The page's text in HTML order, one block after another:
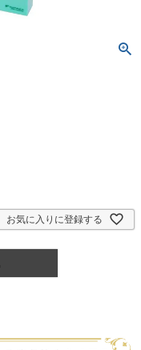
お気に入りに登録する